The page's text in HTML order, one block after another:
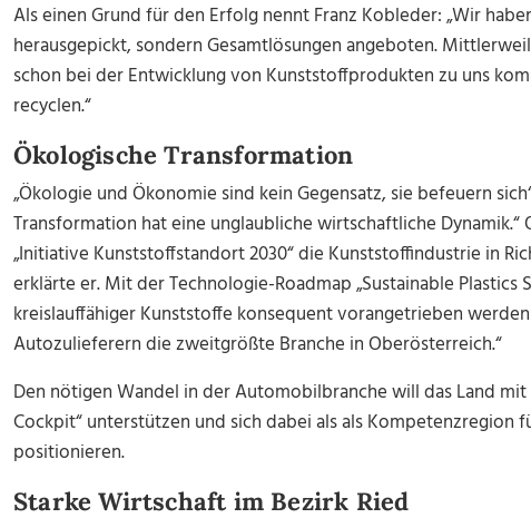
Als einen Grund für den Erfolg nennt Franz Kobleder: „Wir
herausgepickt, sondern Gesamtlösungen angeboten.
schon bei der Entwicklung von Kunststoffprodukten zu uns
recyclen.“
Ökologische Transformation
„Ökologie und Ökonomie sind kein Gegensatz, sie befeuern
Transformation hat eine unglaubliche wirtschaftliche
„Initiative Kunststoffstandort 2030“ die Kunststoffindustrie in
erklärte er. Mit der Technologie-Roadmap „Sustainable Plastics
kreislauffähiger Kunststoffe konsequent vorangetrieben
Autozulieferern die zweitgrößte Branche in Oberösterreich.“
Den nötigen Wandel in der Automobilbranche will das Land
Cockpit“ unterstützen und sich dabei als als Kompetenzregion
positionieren.
Starke Wirtschaft im Bezirk Ried